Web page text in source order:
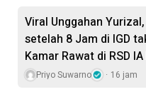
Viral Unggahan
setelah 8 Jam di IGD
Kamar Rawat di RSD
Priyo Suwarno 16 jam